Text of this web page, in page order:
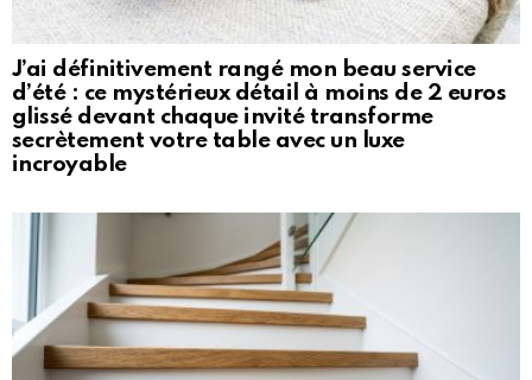
J’ai définitivement rangé mon beau service
d’été : ce mystérieux détail à moins de 2 euros
glissé devant chaque invité transforme
secrètement votre table avec un luxe
incroyable